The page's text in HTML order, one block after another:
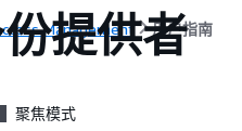
Management 用户指南
提供者
聚焦模式